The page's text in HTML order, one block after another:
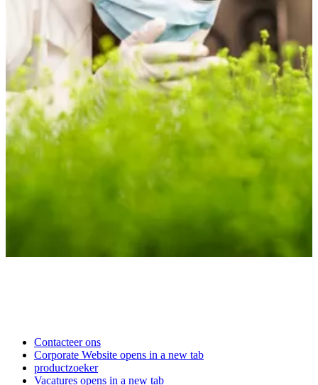
Contacteer ons
Corporate Website opens in a new tab
productzoeker
Vacatures opens in a new tab